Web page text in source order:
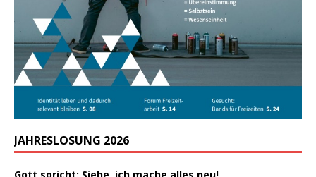
JAHRESLOSUNG 2026